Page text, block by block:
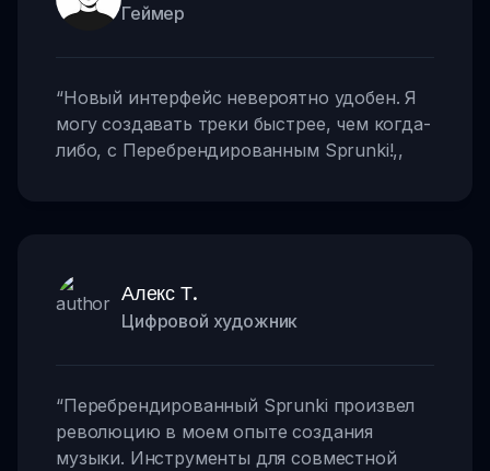
Геймер
“Новый интерфейс невероятно удобен. Я
могу создавать треки быстрее, чем когда-
либо, с Перебрендированным Sprunki!,,
Алекс Т.
Цифровой художник
“Перебрендированный Sprunki произвел
революцию в моем опыте создания
музыки. Инструменты для совместной